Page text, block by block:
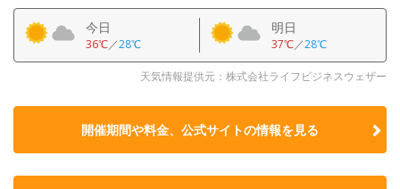
今日
36℃／28℃
明日
37℃／28℃
天気情報提供元：株式会社ライフビジネスウェザー
開催期間や料金、公式サイトの情報を見る